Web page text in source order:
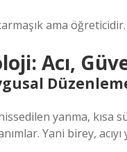
ama öğreticidir.
Acı,
yanma, kısa
Yani birey,